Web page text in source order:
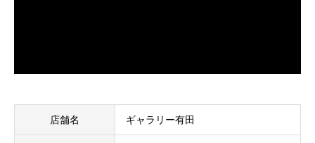
店舗名 ギャラリー有田